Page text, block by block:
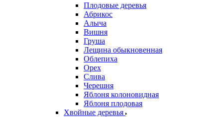
Плодовые деревья
Абрикос
Алыча
Вишня
Груша
Лещина обыкновенная
Облепиха
Орех
Слива
Черешня
Яблоня колоновидная
Яблоня плодовая
Хвойные деревья